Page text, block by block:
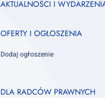
AKTUALNOŚCI I
OFERTY I OGŁOSZENIA
Dodaj ogłoszenie
Footer
DLA RADCÓW PRAWNYCH